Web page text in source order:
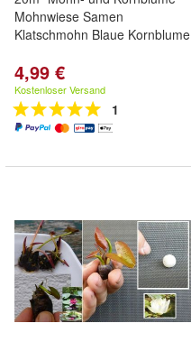
Mohnwiese Samen
Klatschmohn Blaue Kornblume
4,99 €
Kostenloser Versand
1